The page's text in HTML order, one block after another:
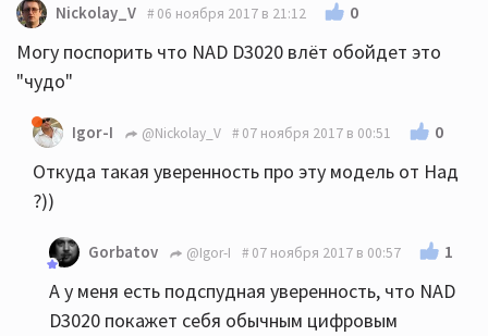
Nickolay_V 06 ноября 2017 в 21:12 0
Могу поспорить что NAD D3020 влёт обойдет это
"чудо"
Igor-I @Nickolay_V 07 ноября 2017 в 00:51 0
Откуда такая уверенность про эту модель от Над
?))
Gorbatov @Igor-I 07 ноября 2017 в 00:57 1
А у меня есть подспудная уверенность, что NAD
D3020 покажет себя обычным цифровым